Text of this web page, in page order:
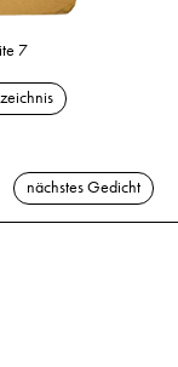
7
nächstes Gedicht